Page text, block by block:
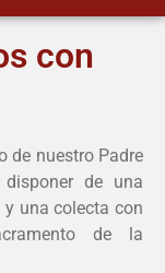
con
de nuestro Padre
de una
una colecta con
de la